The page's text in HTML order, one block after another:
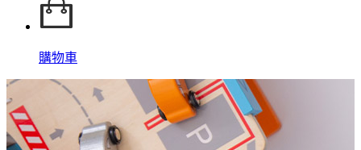
購物車